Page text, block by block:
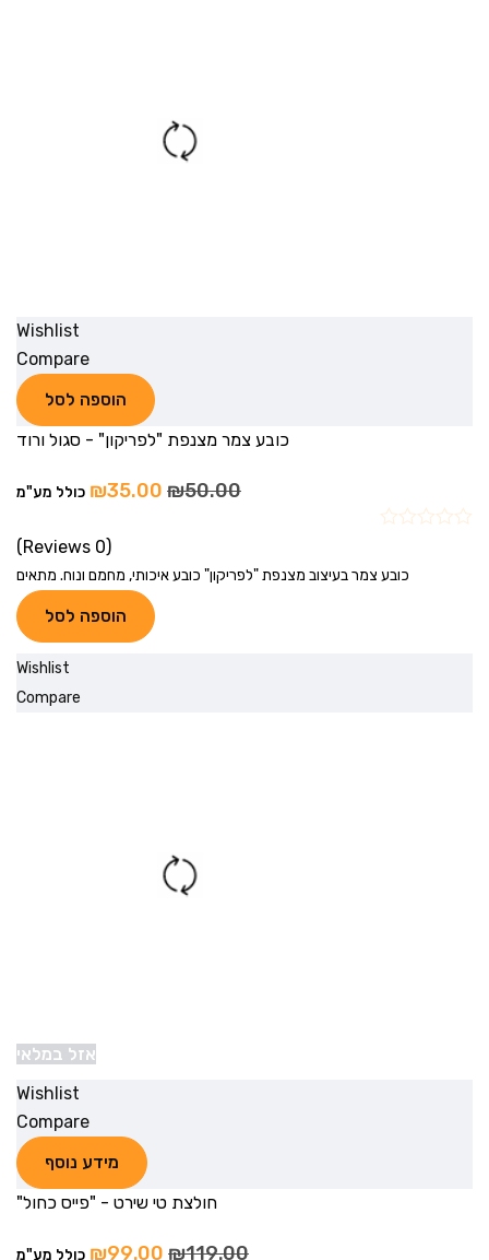
Wishlist
Compare
הוספה לסל
כובע צמר מצנפת "לפריקון" - סגול ורוד
₪50.00
₪35.00 כולל מע"מ
(0 Reviews)
כובע צמר בעיצוב מצנפת "לפריקון" כובע איכותי, מחמם ונוח. מתאים
הוספה לסל
Wishlist
Compare
אזל במלאי
Wishlist
Compare
מידע נוסף
חולצת טי שירט - "פייס כחול"
₪119.00
₪99.00 כולל מע"מ